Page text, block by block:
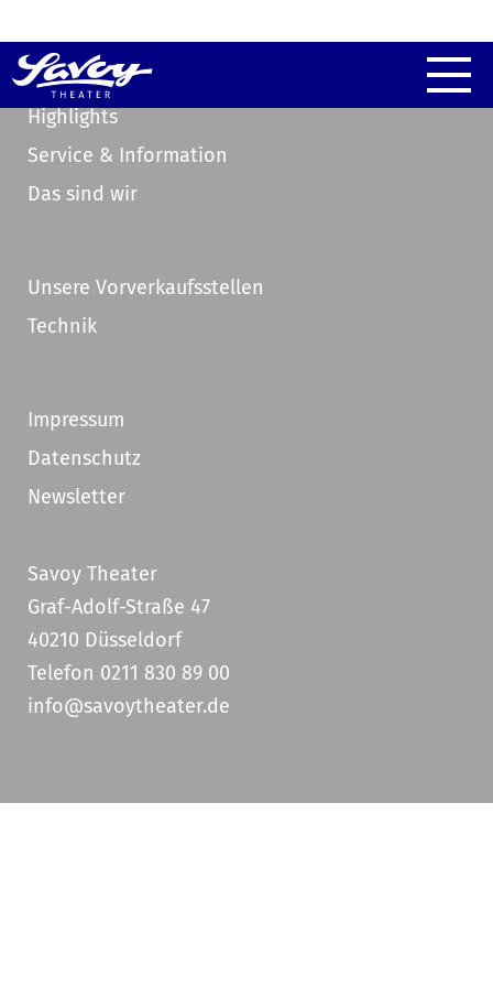
Highlights
Service & Information
Das sind wir
Unsere Vorverkaufsstellen
Technik
Impressum
Datenschutz
Newsletter
Savoy Theater
Graf-Adolf-Straße 47
40210 Düsseldorf
Telefon 0211 830 89 00
info@savoytheater.de